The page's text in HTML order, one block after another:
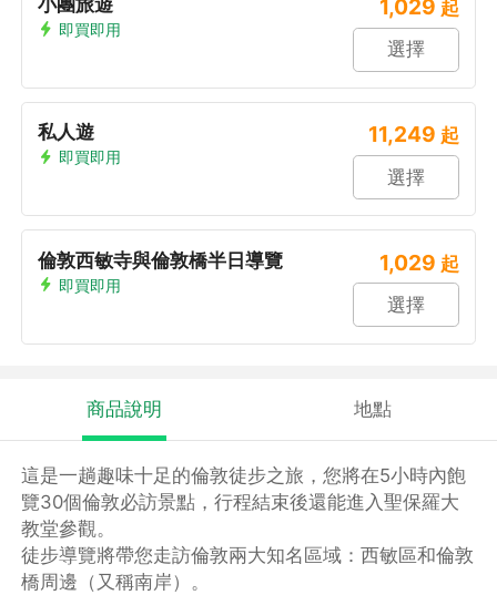
小團旅遊
即買即用
1,029 起
選擇
私人遊
即買即用
11,249 起
選擇
倫敦西敏寺與倫敦橋半日導覽
即買即用
1,029 起
選擇
商品說明 地點
這是一趟趣味十足的倫敦徒步之旅，您將在5小時內飽
覽30個倫敦必訪景點，行程結束後還能進入聖保羅大
教堂參觀。
徒步導覽將帶您走訪倫敦兩大知名區域：西敏區和倫敦
橋周邊（又稱南岸）。